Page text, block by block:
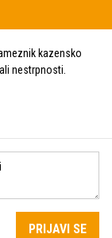
kazensko
nestrpnosti.
PRIJAVI SE